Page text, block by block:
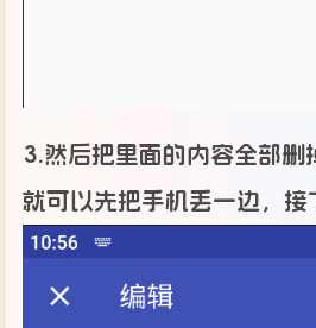
3.然后把里面的内容全部删
就可以先把手机丢一边，接